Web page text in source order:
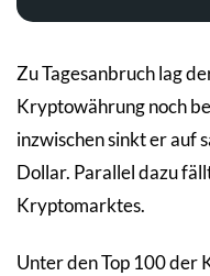
Zu Tagesanbruch lag
Kryptowährung noch
inzwischen sinkt er auf
Dollar. Parallel dazu
Kryptomarktes.
Unter den Top 100 der